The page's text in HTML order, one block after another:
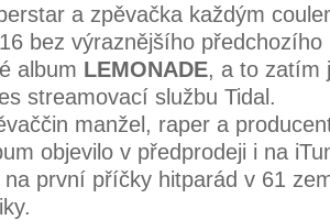
a zpěvačka každým
bez výraznějšího
album LEMONADE, a to zatím
streamovací službu Tidal.
manžel, raper a
objevilo v předprodeji i na
na první příčky hitparád v 61